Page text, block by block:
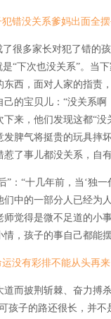
犯错没关系爹妈出面全
多家长对犯了错的孩
“下次也没关系”。当
西，面对人家的指责
的宝贝儿：“没关系
来，他们发现这都“
脾气将挺贵的玩具摔
了事儿都没关系，自
“十几年前，当‘独
中的一部分人已经为
觉得是微不足道的小
，孩子的事自己都能
运没有彩排不能从头再来
披荆斩棘、奋力搏
孩子的路还很长，并